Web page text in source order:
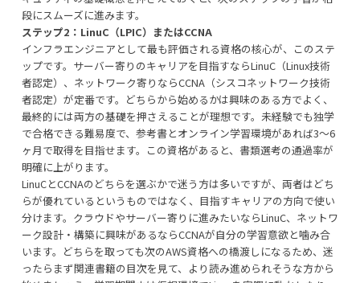
段にスムーズに進みます。
ステップ2：LinuC（LPIC）またはCCNA
インフラエンジニアとして最も評価される資格の核心が、このステ
ップです。サーバー寄りのキャリアを目指すならLinuC（Linux技術
者認定）、ネットワーク寄りならCCNA（シスコネットワーク技術
者認定）が定番です。どちらから始めるかは興味のある方でよく、
最終的には両方の基礎を押さえることが理想です。未経験でも独学
で合格できる難易度で、参考書とオンライン学習環境があれば3〜6
ヶ月で取得を目指せます。この資格があると、書類選考の通過率が
明確に上がります。
LinuCとCCNAのどちらを選ぶかで迷う方は多いですが、両者はどち
らが優れているというものではなく、目指すキャリアの方向で使い
分けます。クラウドやサーバー寄りに進みたいならLinuC、ネットワ
ーク設計・構築に興味があるならCCNAが自分の学習意欲と噛み合
います。どちらを取っても次のAWS資格への橋渡しになるため、迷
ったらまず関連書籍の目次を見て、より読み進められそうな方から